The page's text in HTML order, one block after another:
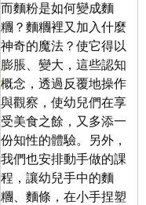
而麵粉是如何變成麵
糰？麵糰裡又加入什麼
神奇的魔法？使它得以
膨脹、變大，這些認知
概念，透過反覆地操作
與觀察，使幼兒們在享
受美食之餘，又多添一
份知性的體驗。另外，
我們也安排動手做的課
程，讓幼兒手中的麵
糰、麵條，在小手捏塑